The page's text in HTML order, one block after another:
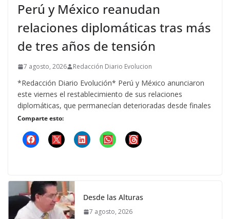
Perú y México reanudan
relaciones diplomáticas tras más
de tres años de tensión
7 agosto, 2026 Redacción Diario Evolucion
*Redacción Diario Evolución* Perú y México anunciaron
este viernes el restablecimiento de sus relaciones
diplomáticas, que permanecían deterioradas desde finales
Comparte esto:
Desde las Alturas
7 agosto, 2026